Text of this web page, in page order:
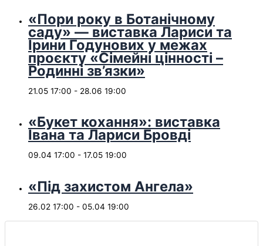
«Пори року в Ботанічному
саду» — виставка Лариси та
Ірини Годунових у межах
проєкту «Сімейні цінності –
Родинні зв’язки»
21.05 17:00 - 28.06 19:00
«Букет кохання»: виставка
Івана та Лариси Бровді
09.04 17:00 - 17.05 19:00
«Під захистом Ангела»
26.02 17:00 - 05.04 19:00